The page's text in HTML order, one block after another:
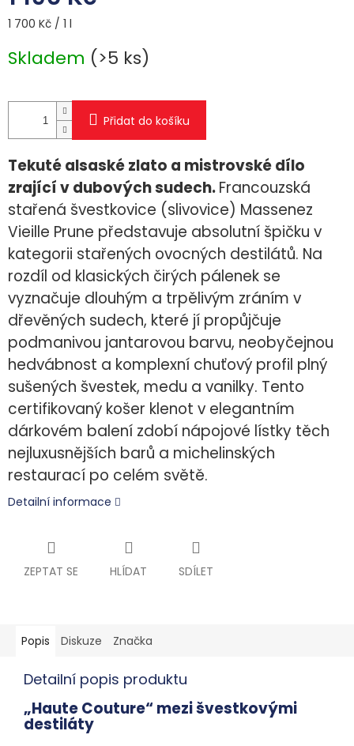
Měrná
1 700 Kč / 1 l
Skladem (>5 ks)
Přidat do košíku
Tekutéalsaské zlato a mistrovské dílo
zrající v dubových sudech.Francouzská
stařená švestkovice (slivovice) Massenez
Vieille Prune představuje absolutní špičku v
kategorii stařených ovocných destilátů. Na
rozdíl od klasických čirých pálenek se
vyznačuje dlouhým a trpělivým zráním v
dřevěných sudech, které jí propůjčuje
podmanivou jantarovou barvu, neobyčejnou
hedvábnost a komplexní chuťový profil plný
sušených švestek, medu a vanilky. Tento
certifikovaný košer klenot v elegantním
dárkovém balení zdobí nápojové lístky těch
nejluxusnějších barů a michelinských
restaurací po celém světě.
Detailní informace
ZEPTAT SE HLÍDAT SDÍLET
Popis Diskuze Značka
Detailní popis produktu
„Haute Couture“ mezi švestkovými
destiláty